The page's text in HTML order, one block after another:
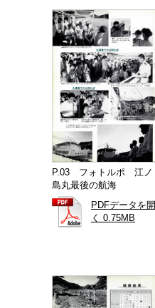
P.03 フォトルポ 江ノ
島丸最後の航海
PDFデータを開
く 0.75MB